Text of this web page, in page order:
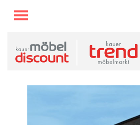
TOGGLE MENU